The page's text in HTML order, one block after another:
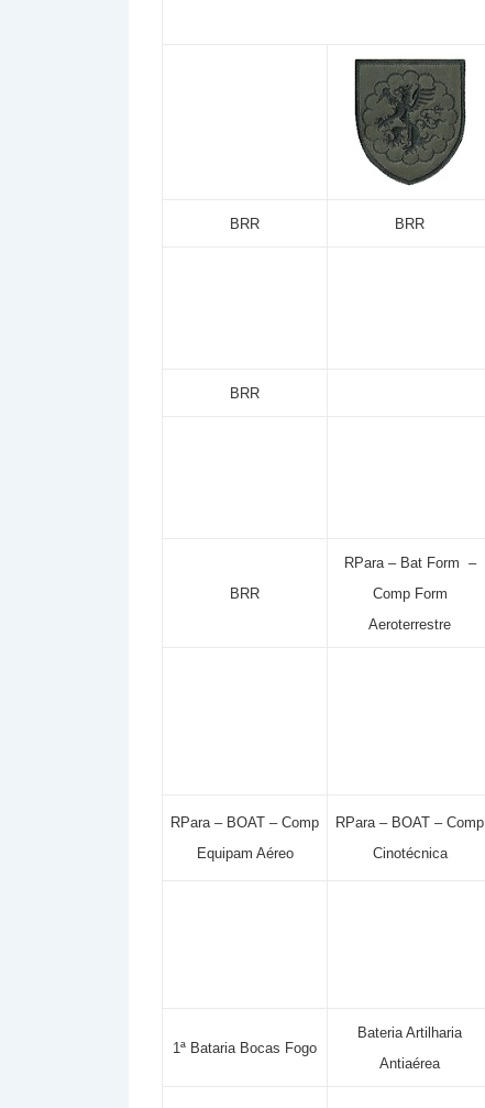
BRR BRR
BRR
BRR
RPara – Bat Form –
Comp Form
Aeroterrestre
RPara – BOAT – Comp
Equipam Aéreo
RPara – BOAT – Comp
Cinotécnica
1ª Bataria Bocas Fogo
Bateria Artilharia
Antiaérea